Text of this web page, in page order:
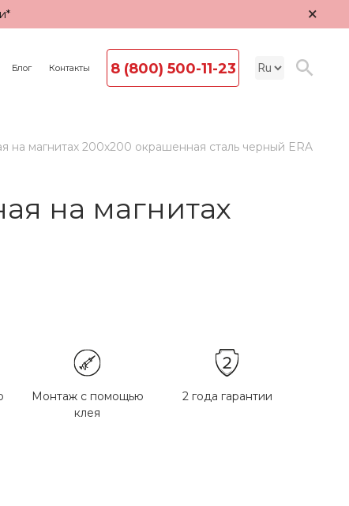
×
Блог Контакты 8 (800) 500-11-23
на магнитах 200х200 окрашенная сталь черный ERA
на магнитах
Монтаж с помощью
клея
2 года гарантии